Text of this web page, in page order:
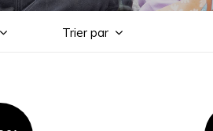
Trier par